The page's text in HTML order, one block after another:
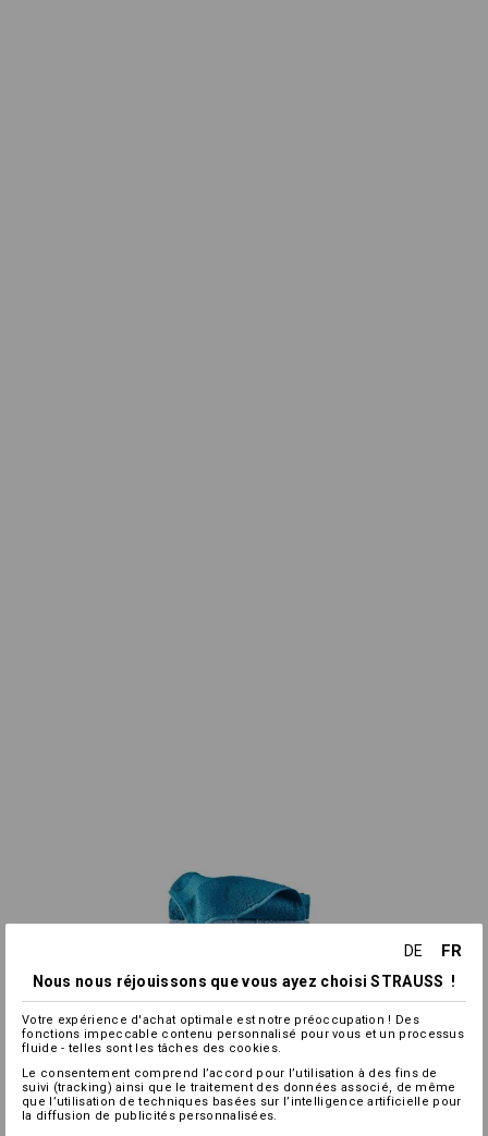
DE FR
Nous nous réjouissons que vous ayez choisi STRAUSS !
Votre expérience d'achat optimale est notre préoccupation ! Des
fonctions impeccable contenu personnalisé pour vous et un processus
fluide - telles sont les tâches des cookies.
Le consentement comprend l’accord pour l’utilisation à des fins de
suivi (tracking) ainsi que le traitement des données associé, de même
que l’utilisation de techniques basées sur l’intelligence artificielle pour
la diffusion de publicités personnalisées.